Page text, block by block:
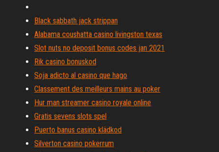
Black sabbath jack strippan
Alabama coushatta casino livingston texas
Slot nuts no deposit bonus codes jan 2021
Rik casino bonuskod
Soja adicto al casino que hago
Classement des meilleurs mains au poker
Hur man streamer casino royale online
Gratis sevens slots spel
Puerto banus casino klädkod
Silverton casino pokerrum